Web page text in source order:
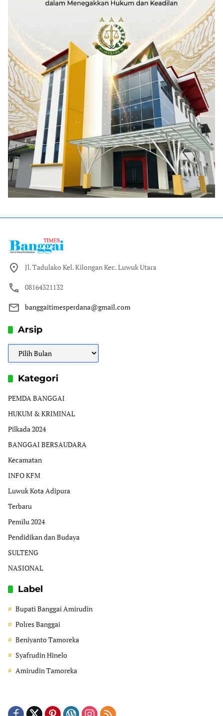
Jl. Tadulako Kel. Kilongan Kec. Luwuk Utara
08164321132
banggaitimesperdana@gmail.com
Arsip
Arsip
Kategori
PEMDA BANGGAI
HUKUM & KRIMINAL
Pilkada 2024
BANGGAI BERSAUDARA
Kecamatan
INFO KFM
Luwuk Kota Adipura
Terbaru
Pemilu 2024
Pendidikan dan Budaya
SULTENG
NASIONAL
Label
Bupati Banggai Amirudin
Polres Banggai
Beniyanto Tamoreka
Syafrudin Hinelo
Amirudin Tamoreka